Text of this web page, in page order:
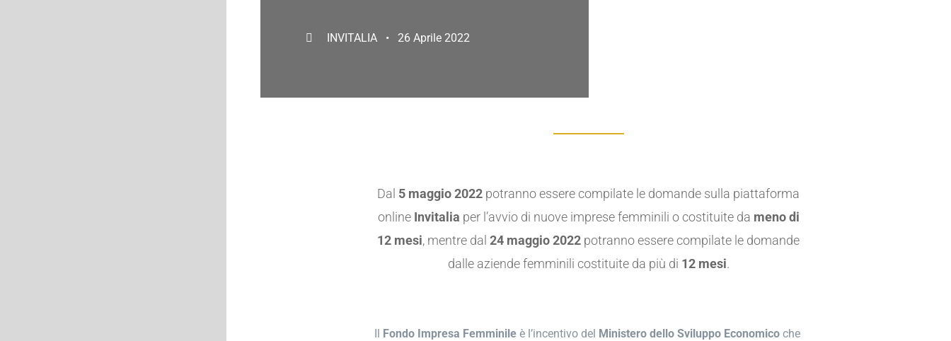
INVITALIA • 26 Aprile 2022
Dal 5 maggio 2022 potranno essere compilate le domande sulla piattaforma
online Invitalia per l’avvio di nuove imprese femminili o costituite da meno di
12 mesi, mentre dal24 maggio 2022 potranno essere compilate le domande
dalle aziende femminili costituite da più di 12 mesi.
Il Fondo Impresa Femminileè l’incentivo del Ministero dello Sviluppo Economicoche